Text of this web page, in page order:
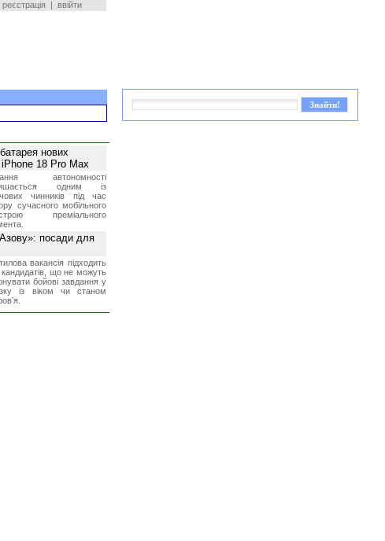
реєстрація | ввійти
нових
18 Pro Max
автономності
одним із
чинників під час
сучасного мобільного
преміального
посади для
вакансія підходить
кандидатів, що не можуть
бойові завдання у
із віком чи станом